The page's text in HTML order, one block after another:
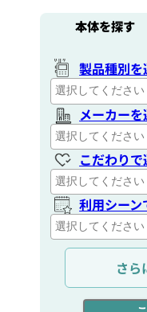
本体を探す
製品種別を
メーカー
こだわり
利用シーン
通信距離を
出力を選ぶ
さら